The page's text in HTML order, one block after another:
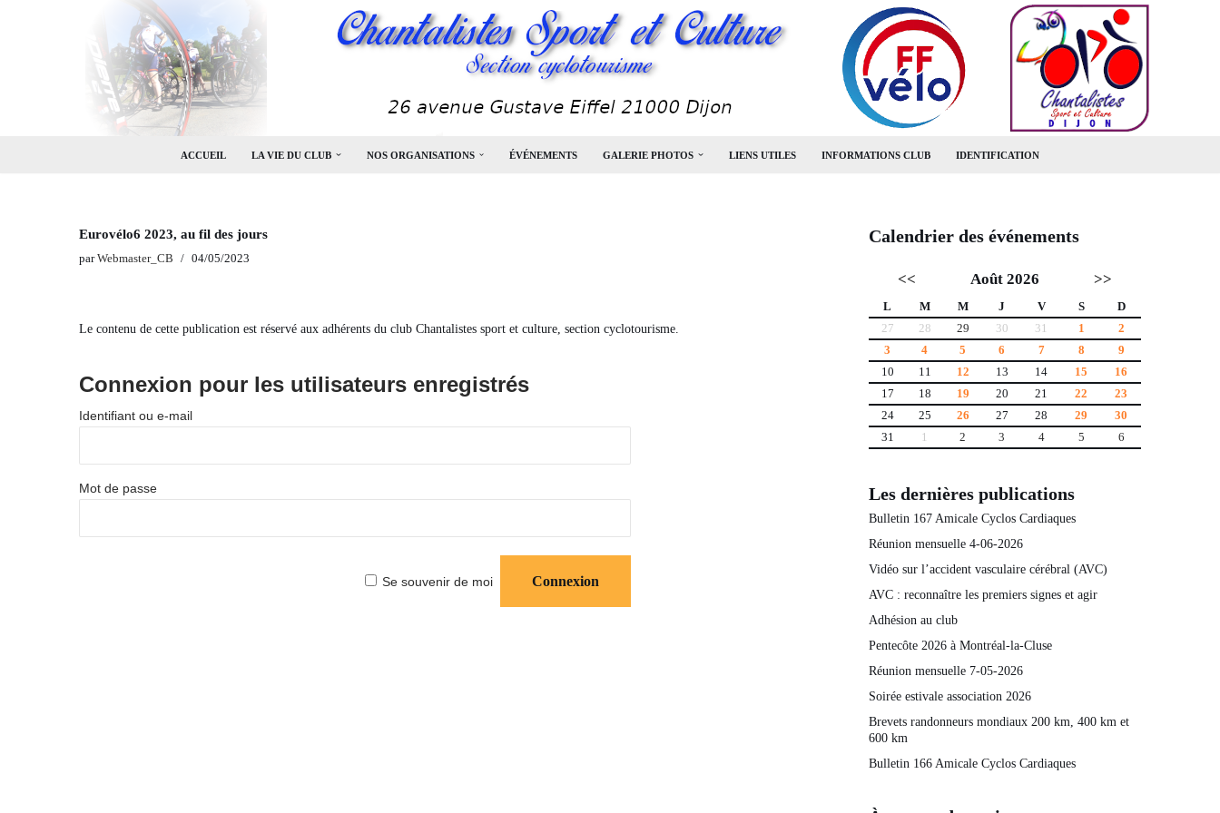
ACCUEIL LA VIE DU CLUB NOS ORGANISATIONS ÉVÉNEMENTS GALERIE PHOTOS LIENS UTILES INFORMATIONS CLUB IDENTIFICATION
Eurovélo6 2023, au fil des jours
parWebmaster_CB 04/05/2023
Le contenu de cette publication est réservé aux adhérents du club Chantalistes sport et culture, section cyclotourisme.
Connexion pour les utilisateurs enregistrés
Identifiant ou e-mail
Mot de passe
Se souvenir de moi
Calendrier des événements
<< Août 2026 >>
L M M J V S
D
27
28 29 30 31 1
2
3
4 5 6 7 8
9
10
11 12 13 14 15
16
17
18 19 20 21 22
23
24
25 26 27 28 29
30
31
1 2 3 4 5 6
Les dernières publications
Bulletin 167 Amicale Cyclos Cardiaques
Réunion mensuelle 4-06-2026
Vidéo sur l’accident vasculaire cérébral (AVC)
AVC : reconnaître les premiers signes et agir
Adhésion au club
Pentecôte 2026 à Montréal-la-Cluse
Réunion mensuelle 7-05-2026
Soirée estivale association 2026
Brevets randonneurs mondiaux 200 km, 400 km et
600 km
Bulletin 166 Amicale Cyclos Cardiaques